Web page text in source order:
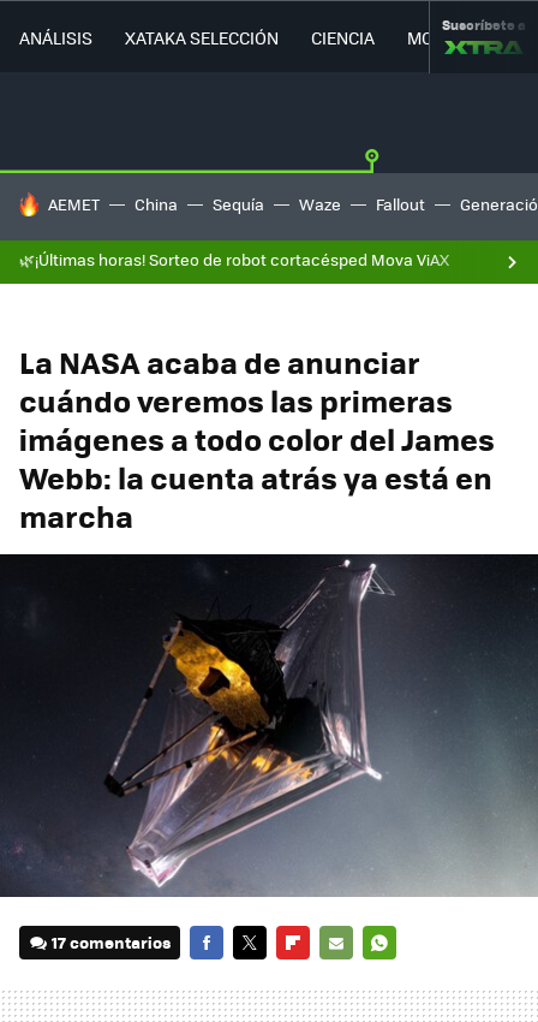
ANÁLISIS XATAKA SELECCIÓN CIENCIA MOVILIDAD
Suscríbete a
HOY SE HABLA DE
AEMET China Sequía Waze Fallout
🌿¡Últimas horas! Sorteo de robot cortacésped Mova ViAX
La NASA acaba de anunciar
cuándo veremos las primeras
imágenes a todo color del James
Webb: la cuenta atrás ya está en
marcha
17 comentarios
MAIL